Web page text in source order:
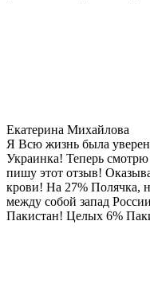
Екатерина Михайлова
Я Всю жизнь была
Украинка! Теперь
пишу этот отзыв!
крови! На 27% Полячка,
между собой запад
Пакистан! Целых 6%